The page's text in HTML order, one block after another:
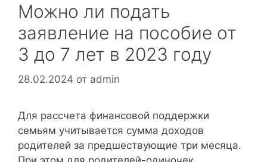
Можно ли подать
заявление на пособие от
3 до 7 лет в 2023 году
28.02.2024 от admin
Для рассчета финансовой поддержки
семьям учитывается сумма доходов
родителей за предшествующие три месяца.